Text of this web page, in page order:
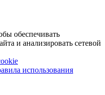
обеспечивать
и анализировать сетевой
использования